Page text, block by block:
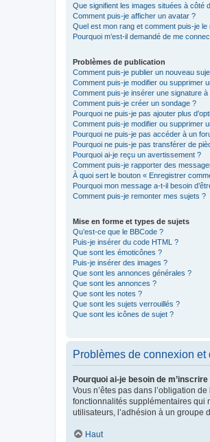
Que signifient les images situées à côté
Comment puis-je afficher un avatar ?
Quel est mon rang et comment puis-je le
Pourquoi m’est-il demandé de me
Problèmes de publication
Comment puis-je publier un nouveau
Comment puis-je modifier ou supprimer
Comment puis-je insérer une signature
Comment puis-je créer un sondage ?
Pourquoi ne puis-je pas ajouter plus
Comment puis-je modifier ou supprimer
Pourquoi ne puis-je pas accéder à un
Pourquoi ne puis-je pas transférer de
Pourquoi ai-je reçu un avertissement ?
Comment puis-je rapporter des
À quoi sert le bouton « Enregistrer
Pourquoi mon message a-t-il besoin
Comment puis-je remonter mes sujets ?
Mise en forme et types de sujets
Qu’est-ce que le BBCode ?
Puis-je insérer du code HTML ?
Que sont les émoticônes ?
Puis-je insérer des images ?
Que sont les annonces générales ?
Que sont les annonces ?
Que sont les notes ?
Que sont les sujets verrouillés ?
Que sont les icônes de sujet ?
Problèmes de connexion et
Pourquoi ai-je besoin de m’inscrire
Vous n’êtes pas dans l’obligation
fonctionnalités supplémentaires qui
utilisateurs, l’adhésion à un groupe
Haut